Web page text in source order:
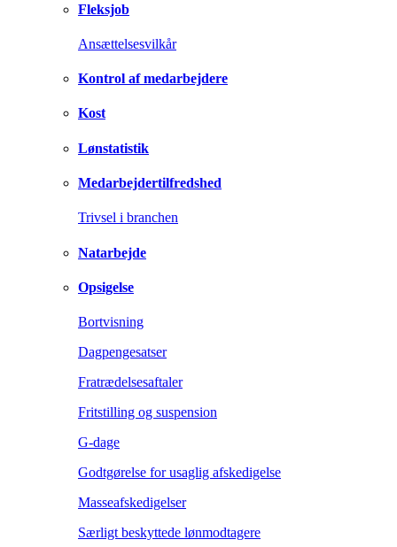
Fleksjob
Ansættelsesvilkår
Kontrol af medarbejdere
Kost
Lønstatistik
Medarbejdertilfredshed
Trivsel i branchen
Natarbejde
Opsigelse
Bortvisning
Dagpengesatser
Fratrædelsesaftaler
Fritstilling og suspension
G-dage
Godtgørelse for usaglig afskedigelse
Masseafskedigelser
Særligt beskyttede lønmodtagere